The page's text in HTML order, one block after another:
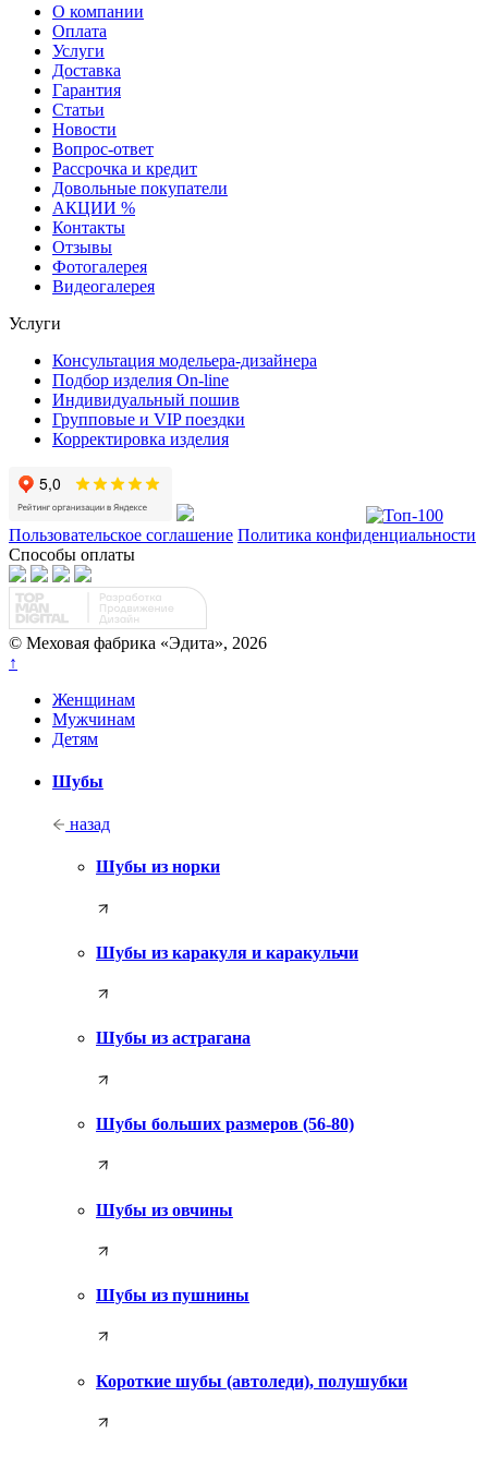
О компании
Оплата
Услуги
Доставка
Гарантия
Статьи
Новости
Вопрос-ответ
Рассрочка и кредит
Довольные покупатели
АКЦИИ %
Контакты
Отзывы
Фотогалерея
Видеогалерея
Услуги
Консультация модельера-дизайнера
Подбор изделия On-line
Индивидуальный пошив
Групповые и VIP поездки
Корректировка изделия
Пользовательское соглашение Политика конфиденциальности
Способы оплаты
© Меховая фабрика «Эдита», 2026
↑
Женщинам
Мужчинам
Детям
Шубы
назад
Шубы из норки
Шубы из каракуля и каракульчи
Шубы из астрагана
Шубы больших размеров (56-80)
Шубы из овчины
Шубы из пушнины
Короткие шубы (автоледи), полушубки